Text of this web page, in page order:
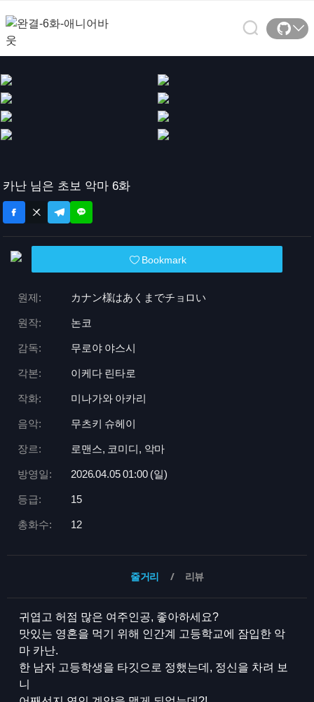
카난 님은 초보 악마 6화
Bookmark
원제: カナン様はあくまでチョロい
원작: 논코
감독: 무로야 야스시
각본: 이케다 린타로
작화: 미나가와 아카리
음악: 무츠키 슈헤이
장르: 로맨스, 코미디, 악마
방영일: 2026.04.05 01:00 (일)
등급: 15
총화수: 12
줄거리 리뷰
귀엽고 허점 많은 여주인공, 좋아하세요?
맛있는 영혼을 먹기 위해 인간계 고등학교에 잠입한 악
마 카난.
한 남자 고등학생을 타깃으로 정했는데, 정신을 차려 보
니